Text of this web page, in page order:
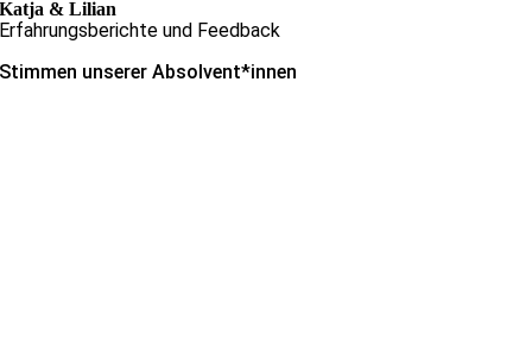
Katja & Lilian
Erfahrungsberichte und Feedback
Stimmen unserer Absolvent*innen